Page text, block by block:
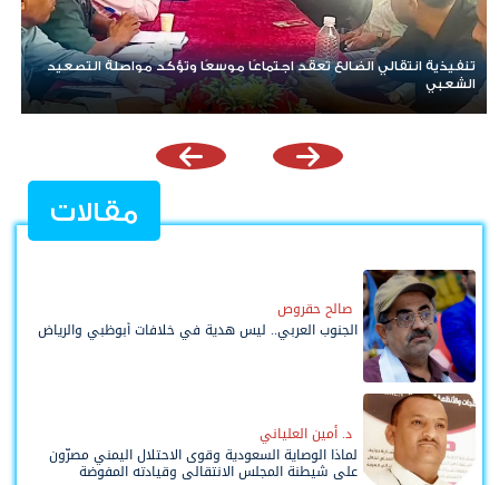
نداء ودعوة لتواصل العصيان المدني السلمي في العاصمة عدن
مقالات
صالح حقروص
الجنوب العربي.. ليس هدية في خلافات أبوظبي والرياض
د. أمين العلياني
لماذا الوصاية السعودية وقوى الاحتلال اليمني مصرّون
على شيطنة المجلس الانتقالي وقيادته المفوضة